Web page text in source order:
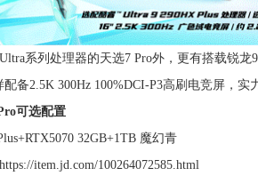
系列处理器的天选7 Pro外，更有搭载锐龙9
备2.5K 300Hz 100%DCI-P3高刷电竞屏，实
可选配置
32GB+1TB 魔幻青
item.jd.com/100264072585.html